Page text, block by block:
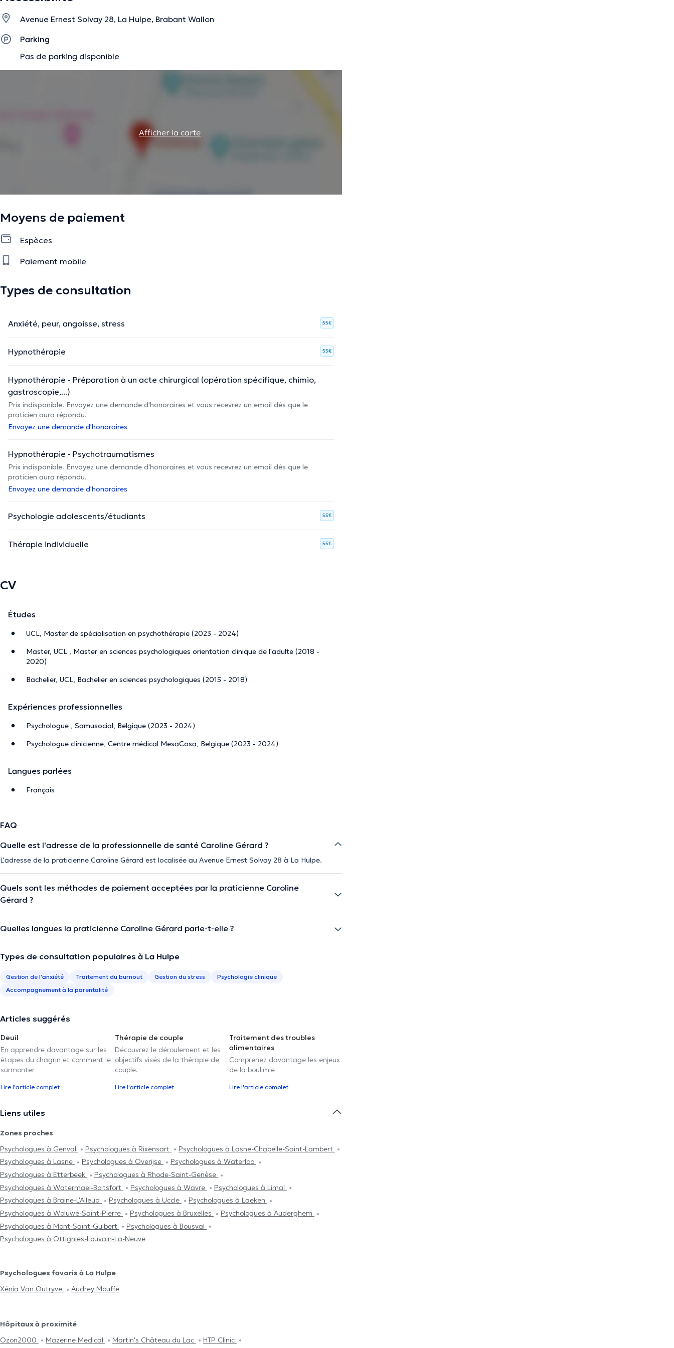
De l’hypersensibilité,
Une problématique de dépendance,
Avenue Ernest Solvay 28, La Hulpe, Brabant Wallon
Parking
Pas de parking disponible
Afficher la carte
Moyens de paiement
Espèces
Paiement mobile
Types de consultation
Anxiété, peur, angoisse, stress 55€
Hypnothérapie 55€
Hypnothérapie - Préparation à un acte chirurgical (opération spécifique, chimio,
gastroscopie,...)
Prix indisponible. Envoyez une demande d'honoraires et vous recevrez un email dès que le
praticien aura répondu.
Envoyez une demande d'honoraires
Hypnothérapie - Psychotraumatismes
Prix indisponible. Envoyez une demande d'honoraires et vous recevrez un email dès que le
praticien aura répondu.
Envoyez une demande d'honoraires
Psychologie adolescents/étudiants 55€
Thérapie individuelle 55€
CV
Études
UCL, Master de spécialisation en psychothérapie (2023 - 2024)
Master, UCL , Master en sciences psychologiques orientation clinique de l'adulte (2018 -
2020)
Bachelier, UCL, Bachelier en sciences psychologiques (2015 - 2018)
Expériences professionnelles
Psychologue , Samusocial, Belgique (2023 - 2024)
Psychologue clinicienne, Centre médical MesaCosa, Belgique (2023 - 2024)
Langues parlées
Français
FAQ
Quelle est l'adresse de la professionnelle de santé Caroline Gérard ?
L'adresse de la praticienne Caroline Gérard est localisée au Avenue Ernest Solvay 28 à La Hulpe.
Quels sont les méthodes de paiement acceptées par la praticienne Caroline
Gérard ?
Quelles langues la praticienne Caroline Gérard parle-t-elle ?
Types de consultation populaires à La Hulpe
Gestion de l'anxiété Traitement du burnout Gestion du stress
Psychologie clinique
Accompagnement à la parentalité
Articles suggérés
Deuil
En apprendre davantage sur les
étapes du chagrin et comment le
surmonter
Lire l'article complet
Thérapie de couple
Découvrez le déroulement et les
objectifs visés de la thérapie de
couple.
Lire l'article complet
Traitement des troubles
alimentaires
Comprenez davantage les enjeux
de la boulimie
Lire l'article complet
Liens utiles
Zones proches
Psychologues à Genval
Psychologues à Rixensart
Psychologues à Lasne-Chapelle-Saint-Lambert
Psychologues à Lasne
Psychologues à Overijse
Psychologues à Waterloo
Psychologues à Etterbeek
Psychologues à Rhode-Saint-Genèse
Psychologues à Watermael-Boitsfort
Psychologues à Wavre
Psychologues à Limal
Psychologues à Braine-L'Alleud
Psychologues à Uccle
Psychologues à Laeken
Psychologues à Woluwe-Saint-Pierre
Psychologues à Bruxelles
Psychologues à Auderghem
Psychologues à Mont-Saint-Guibert
Psychologues à Bousval
Psychologues à Ottignies-Louvain-La-Neuve
Psychologues favoris à La Hulpe
Xénia Van Outryve
Audrey Mouffe
Hôpitaux à proximité
Ozon2000
Mazerine Medical Martin's Château du Lac HTP Clinic